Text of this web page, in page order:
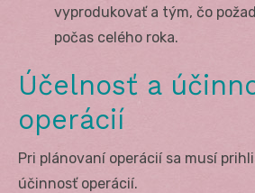
vyprodukovať a tým, čo
počas celého roka.
Účelnosť a
operácií
Pri plánovaní operácií sa musí
účinnosť operácií.